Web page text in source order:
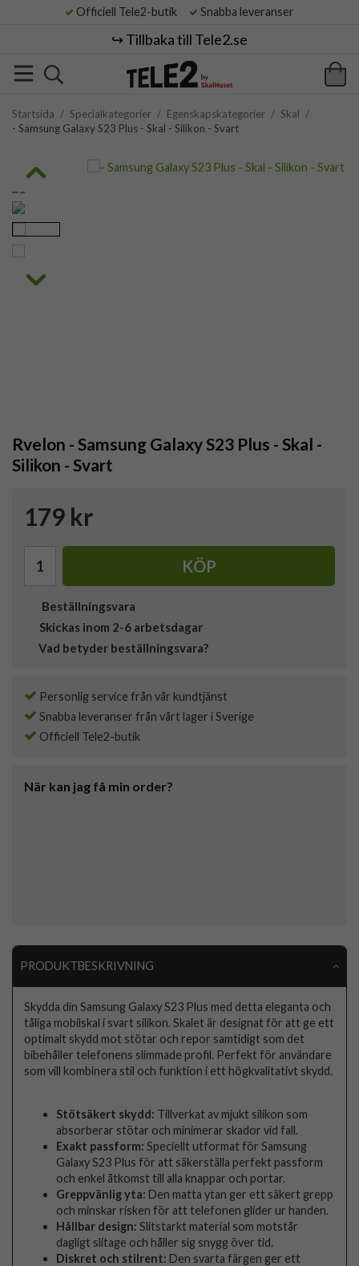
Officiell Tele2-butik Snabba leveranser
↪️ Tillbaka till Tele2.se
Startsida / Specialkategorier / Egenskapskategorier / Skal /
- Samsung Galaxy S23 Plus - Skal - Silikon - Svart
Rvelon - Samsung Galaxy S23 Plus - Skal -
Silikon - Svart
179 kr
KÖP
Beställningsvara
Skickas inom 2-6 arbetsdagar
Vad betyder beställningsvara?
Personlig service från vår kundtjänst
Snabba leveranser från vårt lager i Sverige
Officiell Tele2-butik
När kan jag få min order?
PRODUKTBESKRIVNING
Skydda din Samsung Galaxy S23 Plus med detta eleganta och
tåliga mobilskal i svart silikon. Skalet är designat för att ge ett
optimalt skydd mot stötar och repor samtidigt som det
bibehåller telefonens slimmade profil. Perfekt för användare
som vill kombinera stil och funktion i ett högkvalitativt skydd.
Stötsäkert skydd: Tillverkat av mjukt silikon som
absorberar stötar och minimerar skador vid fall.
Exakt passform: Speciellt utformat för Samsung
Galaxy S23 Plus för att säkerställa perfekt passform
och enkel åtkomst till alla knappar och portar.
Greppvänlig yta: Den matta ytan ger ett säkert grepp
och minskar risken för att telefonen glider ur handen.
Hållbar design: Slitstarkt material som motstår
dagligt slitage och håller sig snygg över tid.
Diskret och stilrent: Den svarta färgen ger ett